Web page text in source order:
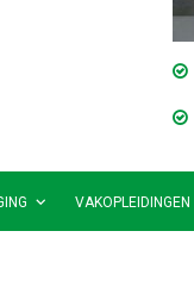
VAKOPLEIDINGEN